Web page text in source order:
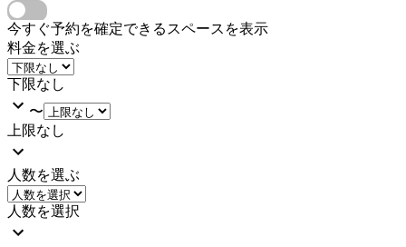
今すぐ予約を確定できるスペースを表示
料金を選ぶ
下限なし
〜
上限なし
人数を選ぶ
人数を選択